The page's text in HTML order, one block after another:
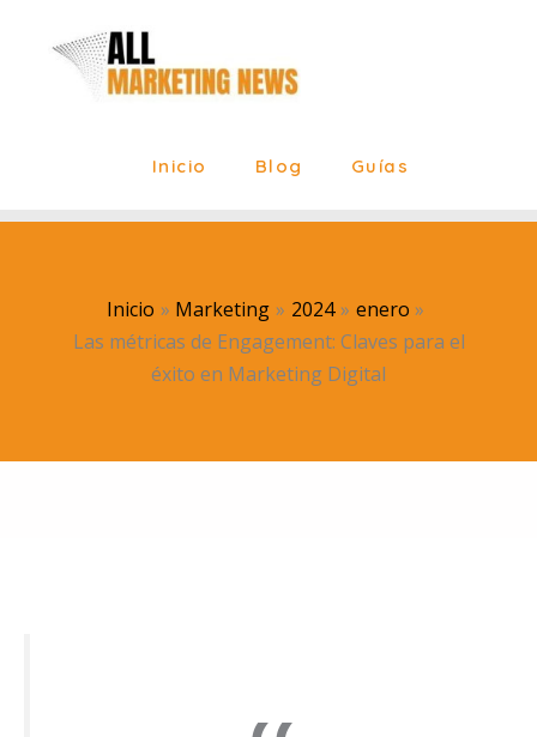
contenido
Inicio Blog Guías
Inicio Marketing 2024
enero
Las métricas de Engagement: Claves para el
éxito en Marketing Digital